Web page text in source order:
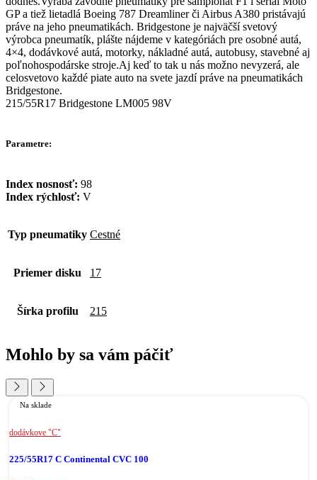
GP a tiež lietadlá Boeing 787 Dreamliner či Airbus A380 pristávajú
práve na jeho pneumatikách. Bridgestone je najväčší svetový
výrobca pneumatík, plášte nájdeme v kategóriách pre osobné autá,
4×4, dodávkové autá, motorky, nákladné autá, autobusy, stavebné aj
poľnohospodárske stroje.Aj keď to tak u nás možno nevyzerá, ale
celosvetovo každé piate auto na svete jazdí práve na pneumatikách
Bridgestone.
215/55R17 Bridgestone LM005 98V
Parametre:
Index nosnosť: 98
Index rýchlosť: V
Typ pneumatiky Cestné
Priemer disku 17
Šírka profilu 215
Mohlo by sa vám páčiť
Na sklade
dodávkove "C"
225/55R17 C Continental CVC 100